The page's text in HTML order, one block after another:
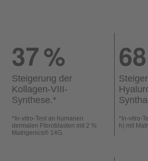
37%
Steigerung der
Kollagen-VIII-
Synthese.*
*In-vitro-Test an humanen
dermalen Fibroblasten mit 2 %
Matrigenics® 14G.
68
*In-vitro-
h) mit